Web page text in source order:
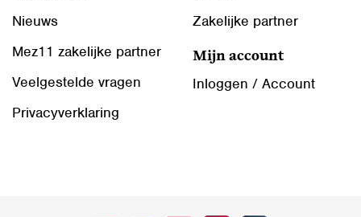
Nieuws
Mez11 zakelijke partner
Veelgestelde vragen
Privacyverklaring
Zakelijke partner
Mijn account
Inloggen / Account